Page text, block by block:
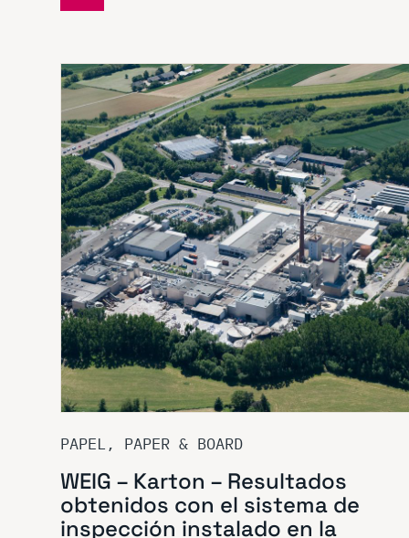
PAPEL, PAPER & BOARD
WEIG – Karton – Resultados
obtenidos con el sistema de
inspección instalado en la